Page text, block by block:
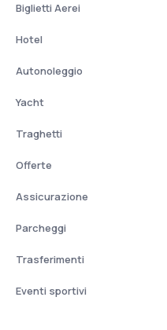
Biglietti Aerei
Hotel
Autonoleggio
Yacht
Traghetti
Offerte
Assicurazione
Parcheggi
Trasferimenti
Eventi sportivi